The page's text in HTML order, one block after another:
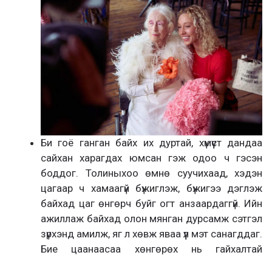
Би гоё ганган байх их дуртай, хүмүүст дандаа
сайхан харагдах юмсан гэж одоо ч гэсэн
боддог. Толиныхоо өмнө суучихаад, хэдэн
цагаар ч хамаагүй бүжиглэж, бүжигээ дэглэж
байхад цаг өнгөрч буйг огт анзаардаггүй. Ийн
ажиллаж байхад олон мянган дурсамж сэтгэл
зүрхэнд амилж, яг л хөвж яваа үүл мэт санагддаг.
Бие цаанаасаа хөнгөрөх нь гайхалтай